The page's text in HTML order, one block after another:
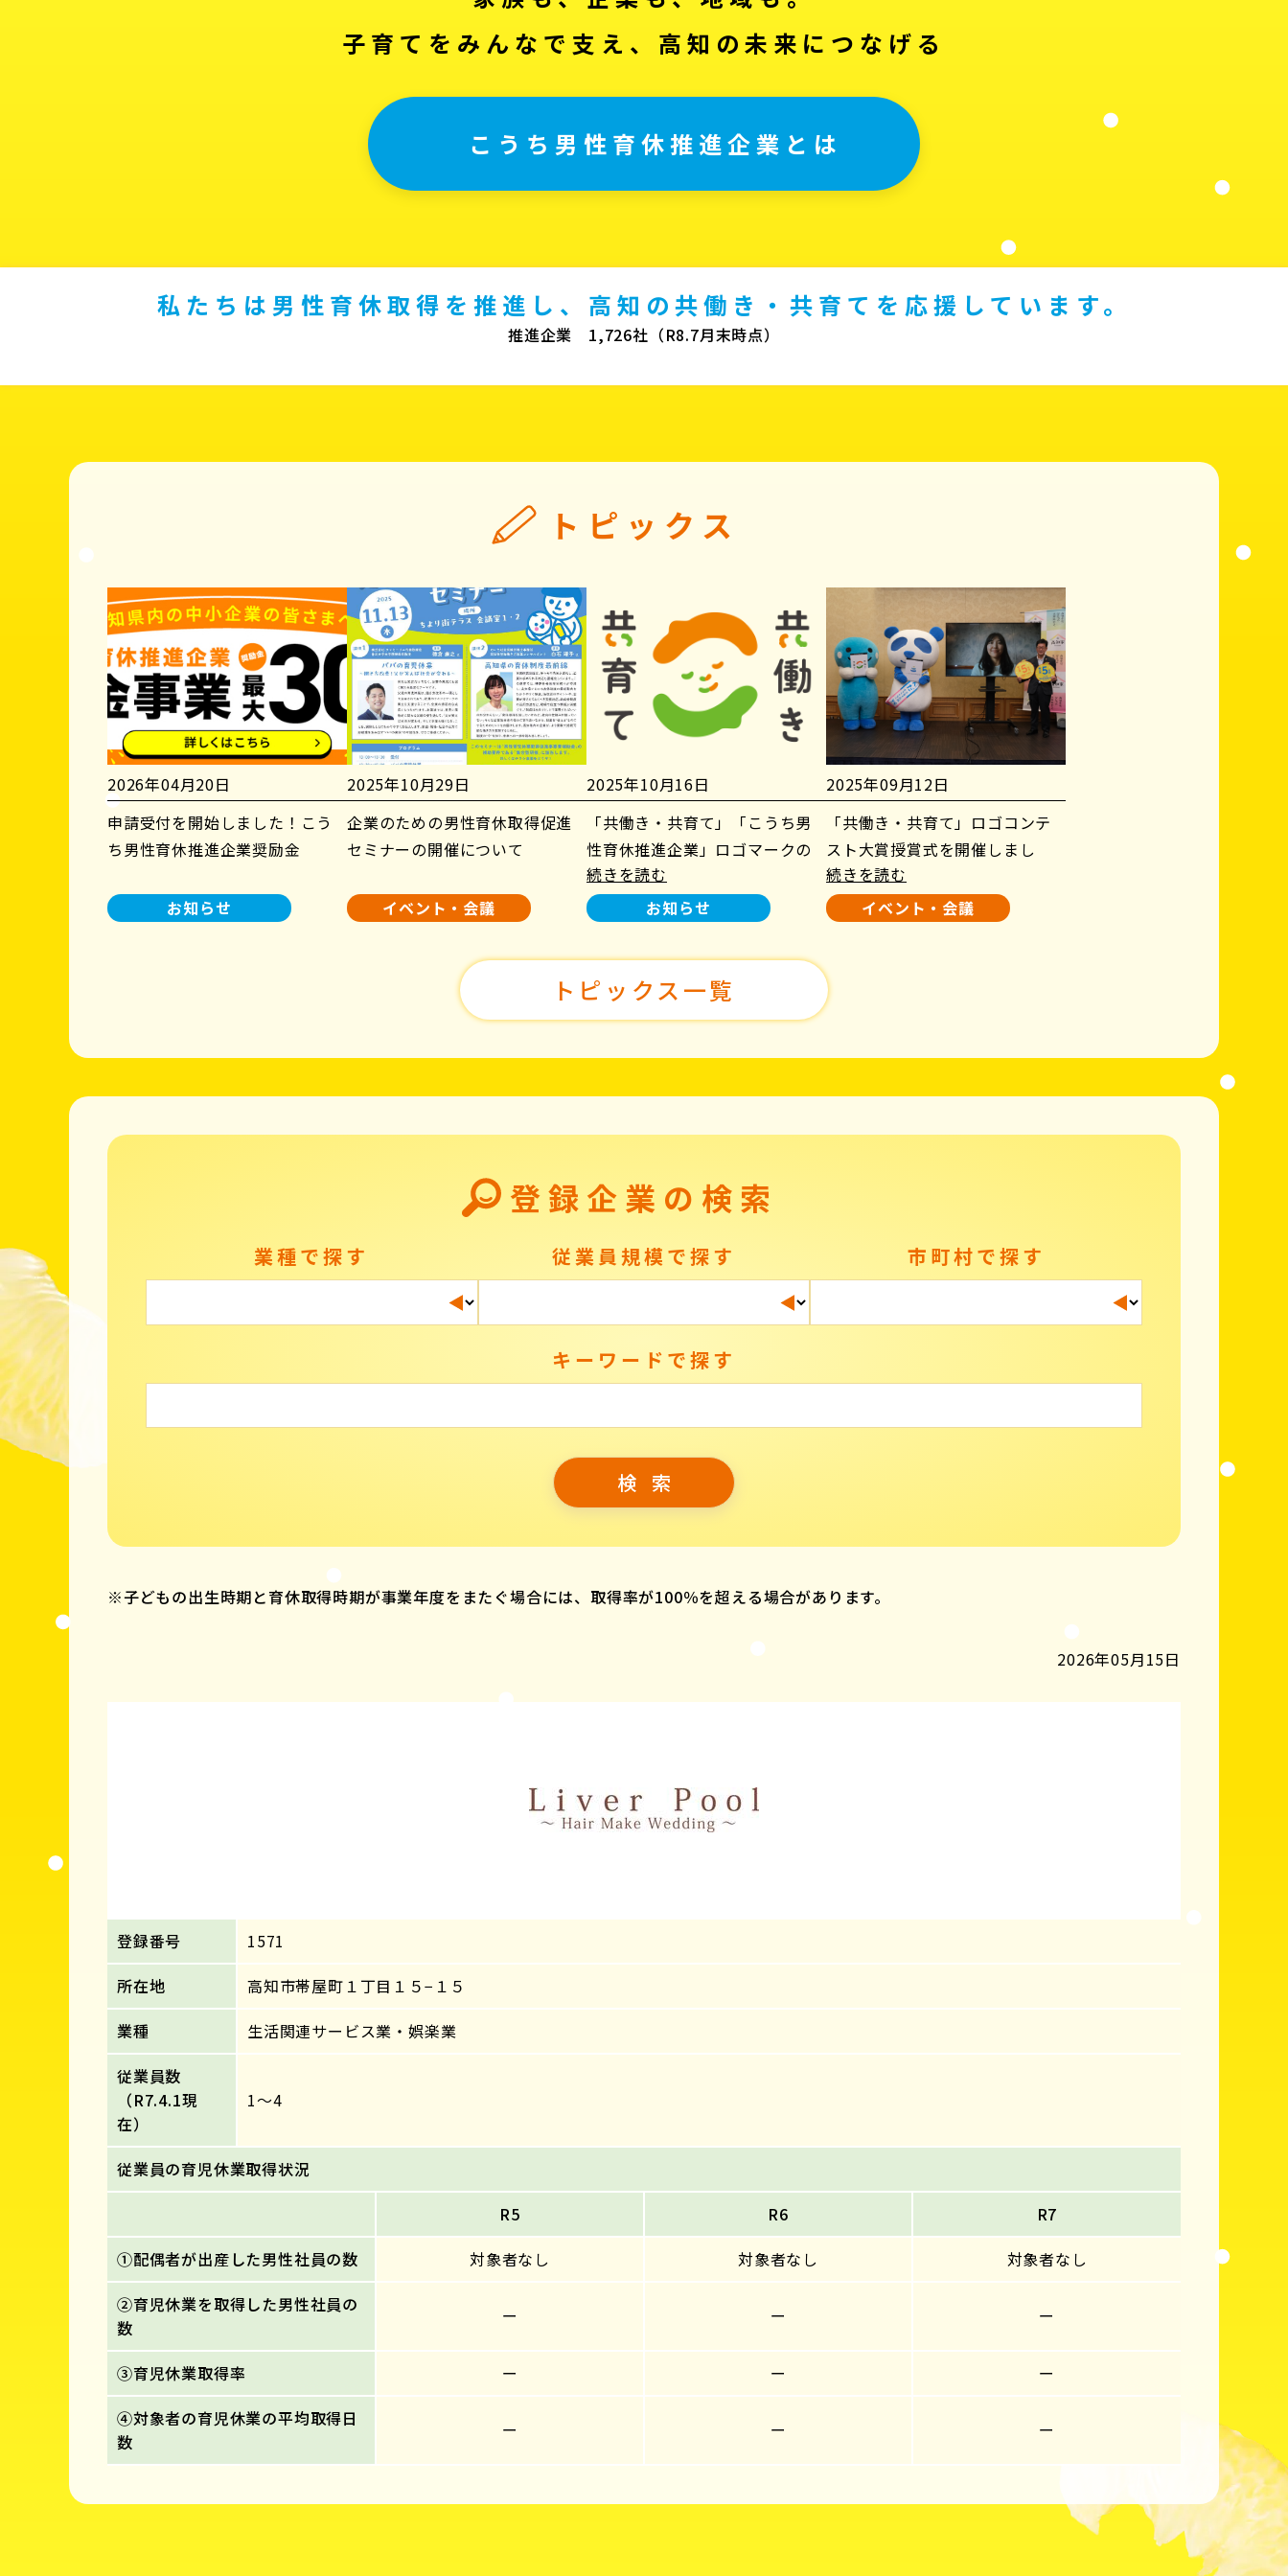
子育てをみんなで支え、高知の未来につなげる
こうち男性育休推進企業とは
私たちは男性育休取得を推進し、高知の共働き・共育てを応援しています。
推進企業 1,726社（R8.7月末時点）
トピックス
2026年04月20日
申請受付を開始しました！こう
ち男性育休推進企業奨励金
お知らせ
2025年10月29日
企業のための男性育休取得促進
セミナーの開催について
イベント・会議
2025年10月16日
「共働き・共育て」「こうち男
性育休推進企業」ロゴマークの
使用について
続きを読む
お知らせ
2025年09月12日
「共働き・共育て」ロゴコンテ
スト大賞授賞式を開催しまし
た！
続きを読む
イベント・会議
トピックス一覧
登録企業の検索
業種で探す 従業員規模で探す 市町村で探す
キーワードで探す
※子どもの出生時期と育休取得時期が事業年度をまたぐ場合には、取得率が100％を超える場合があります。
2026年05月15日
登録番号
1571
所在地
高知市帯屋町１丁目１５−１５
業種
生活関連サービス業・娯楽業
従業員数
（R7.4.1現
在）
1～4
従業員の育児休業取得状況
R5
R6
R7
①配偶者が出産した男性社員の数
対象者なし 対象者なし
対象者なし
②育児休業を取得した男性社員の
数
ー ー ー
③育児休業取得率 ー ー
ー
④対象者の育児休業の平均取得日
数
ー ー ー